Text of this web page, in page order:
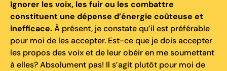
Ignorer les voix, les fuir ou les combattre
constituent une dépense d’énergie coûteuse et
inefficace.À présent, je constate qu’il est préférable
pour moi de les accepter. Est-ce que je dois accepter
les propos des voix et de leur obéir en me soumettant
à elles? Absolument pas! Il s’agit plutôt pour moi de